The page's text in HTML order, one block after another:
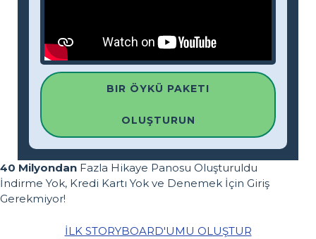
BIR ÖYKÜ PAKETI
OLUŞTURUN
40 Milyondan Fazla Hikaye Panosu Oluşturuldu
İndirme Yok, Kredi Kartı Yok ve Denemek İçin Giriş
Gerekmiyor!
İLK STORYBOARD'UMU OLUŞTUR